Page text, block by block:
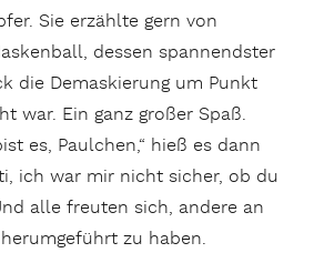
Sie erzählte gern von
dessen spannendster
die Demaskierung um Punkt
war. Ein ganz großer Spaß.
es, Paulchen,“ hieß es dann
ich war mir nicht sicher, ob du
alle freuten sich, andere an
zu haben.